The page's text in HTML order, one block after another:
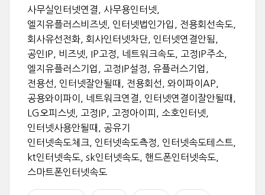
사무실인터넷연결, 사무용인터넷,
엘지유플러스비즈넷, 인터넷법인가입, 전용회선속도,
회사유선전화, 회사인터넷차단, 인터넷연결안됨,
공인IP, 비즈넷, IP고정, 네트워크속도, 고정IP주소,
엘지유플러스기업, 고정IP설정, 유플러스기업,
전용선, 인터넷잘안될때, 전용회선, 와이파이AP,
공용와이파이, 네트워크연결, 인터넷연결이잘안될때,
LG오피스넷, 고정IP, 고정아이피, 소호인터넷,
인터넷사용안될때, 공유기
인터넷속도체크, 인터넷속도측정, 인터넷속도테스트,
kt인터넷속도, sk인터넷속도, 핸드폰인터넷속도,
스마트폰인터넷속도